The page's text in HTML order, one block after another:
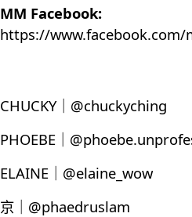
MM Facebook:
https://
CHUCKY｜@chuckyching
PHOEBE｜
ELAINE｜@elaine_wow
京｜@phaedruslam